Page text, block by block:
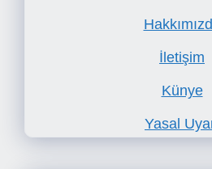
İletişim
Künye
Yasal